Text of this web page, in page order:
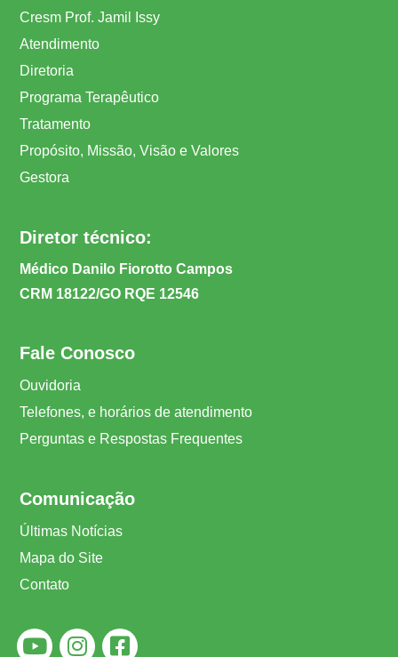
Cresm Prof. Jamil Issy
Atendimento
Diretoria
Programa Terapêutico
Tratamento
Propósito, Missão, Visão e Valores
Gestora
Diretor técnico:
Médico Danilo Fiorotto Campos
CRM 18122/GO RQE 12546
Fale Conosco
Ouvidoria
Telefones, e horários de atendimento
Perguntas e Respostas Frequentes
Comunicação
Últimas Notícias
Mapa do Site
Contato